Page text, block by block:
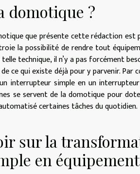
domotique ?
que présente cette rédaction est
la possibilité de rendre tout
technique, il n’y a pas forcément
ce qui existe déjà pour y parvenir.
interrupteur simple en un
se servent de la domotique pour
certaines tâches du quotidien.
sur la
en équipement